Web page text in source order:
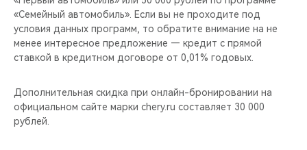
CHERY ДЛЯ ДЕТЕЙ
«Семейный автомобиль». Если вы не проходите под
условия данных программ, то обратите внимание на не
менее интересное предложение — кредит с прямой
ставкой в кредитном договоре от 0,01% годовых.
Дополнительная скидка при онлайн-бронировании на
официальном сайте марки chery.ru составляет 30 000
рублей.